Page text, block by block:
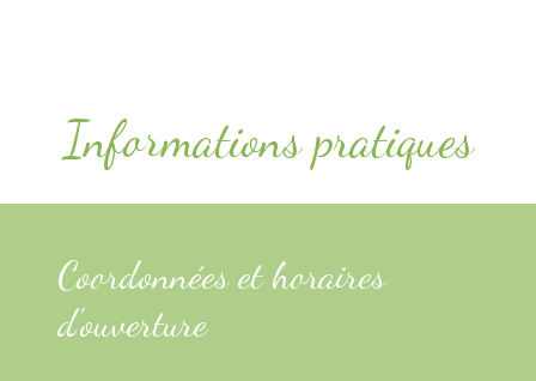
Informations pratiques
Coordonnées et horaires
d'ouverture